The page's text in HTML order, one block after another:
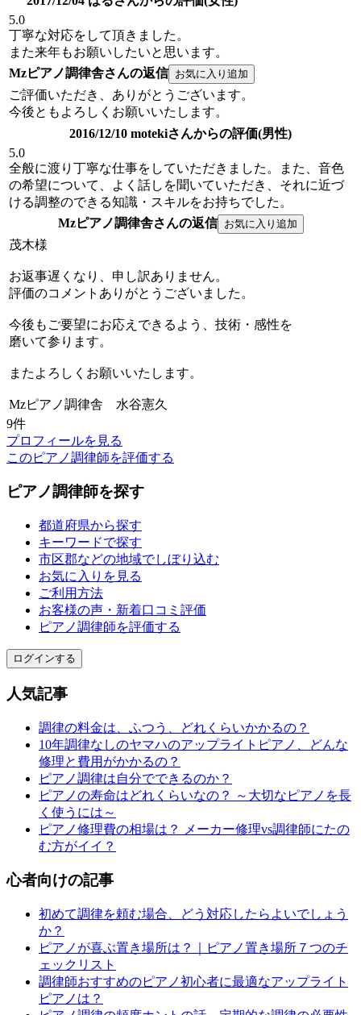
5.0
丁寧な対応をして頂きました。
また来年もお願いしたいと思います。
Mzピアノ調律舎さんの返信
ご評価いただき、ありがとうございます。
今後ともよろしくお願いいたします。
2016/12/10 motekiさんからの評価(男性)
5.0
全般に渡り丁寧な仕事をしていただきました。また、音色
の希望について、よく話しを聞いていただき、それに近づ
ける調整のできる知識・スキルをお持ちでした。
Mzピアノ調律舎さんの返信
茂木様
お返事遅くなり、申し訳ありません。
評価のコメントありがとうございました。
今後もご要望にお応えできるよう、技術・感性を
磨いて参ります。
またよろしくお願いいたします。
Mzピアノ調律舎 水谷憲久
9件
プロフィールを見る
このピアノ調律師を評価する
ピアノ調律師を探す
都道府県から探す
キーワードで探す
市区郡などの地域でしぼり込む
お気に入りを見る
ご利用方法
お客様の声・新着口コミ評価
ピアノ調律師を評価する
ログインする
人気記事
調律の料金は、ふつう、どれくらいかかるの？
10年調律なしのヤマハのアップライトピアノ、どんな
修理と費用がかかるの？
ピアノ調律は自分でできるのか？
ピアノの寿命はどれくらいなの？ ～大切なピアノを長
く使うには～
ピアノ修理費の相場は？ メーカー修理vs調律師にたの
む方がイイ？
心者向けの記事
初めて調律を頼む場合、どう対応したらよいでしょう
か？
ピアノが喜ぶ置き場所は？｜ピアノ置き場所７つのチ
ェックリスト
調律師おすすめのピアノ初心者に最適なアップライト
ピアノは？